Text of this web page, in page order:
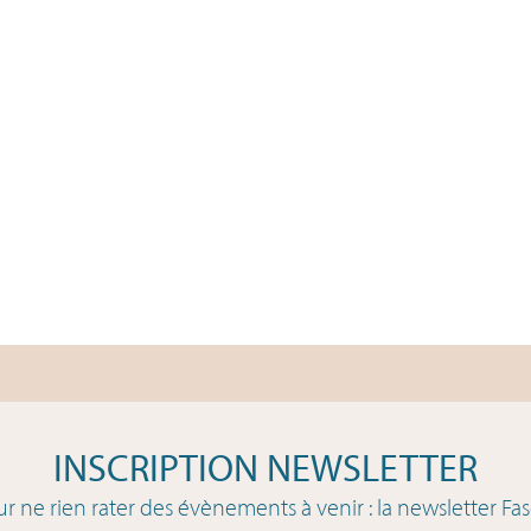
INSCRIPTION NEWSLETTER
ne rien rater des évènements à venir : la newsletter